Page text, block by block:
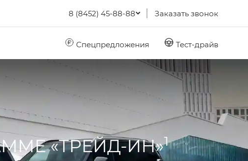
8 (8452) 45-88-88 Заказать звонок
Спецпредложения Тест-драйв
«ТРЕЙД-ИН»1